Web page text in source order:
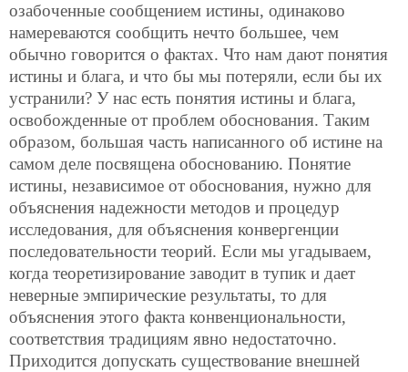
озабоченные сообщением истины, одинаково
намереваются сообщить нечто большее, чем
обычно говорится о фактах. Что нам дают понятия
истины и блага, и что бы мы потеряли, если бы их
устранили? У нас есть понятия истины и блага,
освобожденные от проблем обоснования. Таким
образом, большая часть написанного об истине на
самом деле посвящена обоснованию. Понятие
истины, независимое от обоснования, нужно для
объяснения надежности методов и процедур
исследования, для объяснения конвергенции
последовательности теорий. Если мы угадываем,
когда теоретизирование заводит в тупик и дает
неверные эмпирические результаты, то для
объяснения этого факта конвенциональности,
соответствия традициям явно недостаточно.
Приходится допускать существование внешней